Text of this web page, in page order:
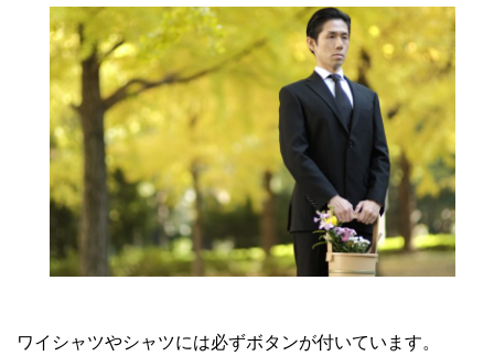
ワイシャツやシャツには必ずボタンが付いています。